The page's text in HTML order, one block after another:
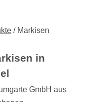
/ Markisen
in